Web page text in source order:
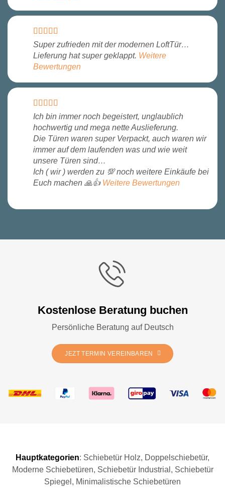
Super zufrieden mit der modernen LoftTür…
Lieferung hat super geklappt. Weitere
Bewertungen
Ich bin immer noch begeistert, unglaublich
hochwertig und mega nette Auslieferung.
Die Türen waren super Verpackt, auch waren wir
immer auf dem laufenden was und wie weit
unsere Türen sind…
Ich ( wir ) werden zu 💯 noch weitere Einkäufe bei
Euch machen 🙏👍 Weitere Bewertungen
Kostenlose Beratung buchen
Persönliche Beratung auf Deutsch
JEZT TERMIN VEREINBAREN
Hauptkategorien: Schiebetür Holz, Doppelschiebetür,
Moderne Schiebetüren, Schiebetür Industrial , Schiebetür
Spiegel , Minimalistische Schiebetüren